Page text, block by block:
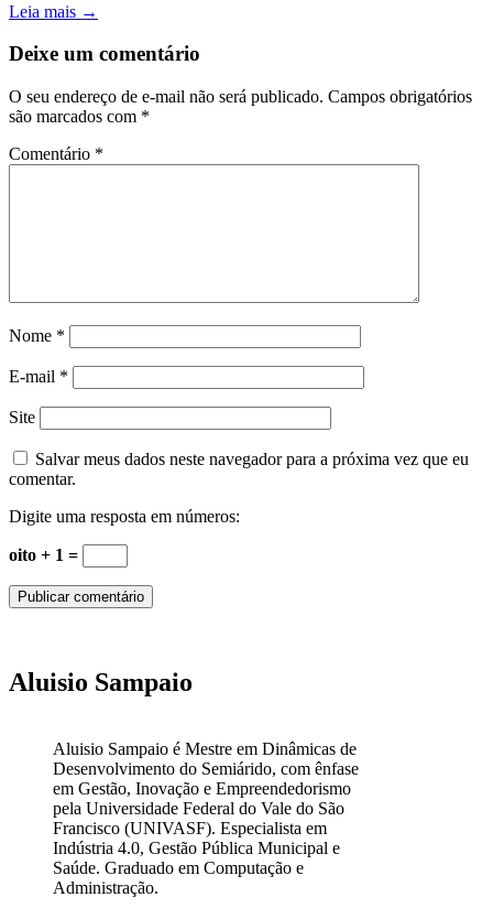
Leia mais →
Deixe um comentário
O seu endereço de e-mail não será publicado. Campos obrigatórios
são marcados com *
Comentário *
Nome *
E-mail *
Site
Salvar meus dados neste navegador para a próxima vez que eu
comentar.
Digite uma resposta em números:
oito + 1 =
Aluisio Sampaio
Aluisio Sampaio é Mestre em Dinâmicas de
Desenvolvimento do Semiárido, com ênfase
em Gestão, Inovação e Empreendedorismo
pela Universidade Federal do Vale do São
Francisco (UNIVASF). Especialista em
Indústria 4.0, Gestão Pública Municipal e
Saúde. Graduado em Computação e
Administração.